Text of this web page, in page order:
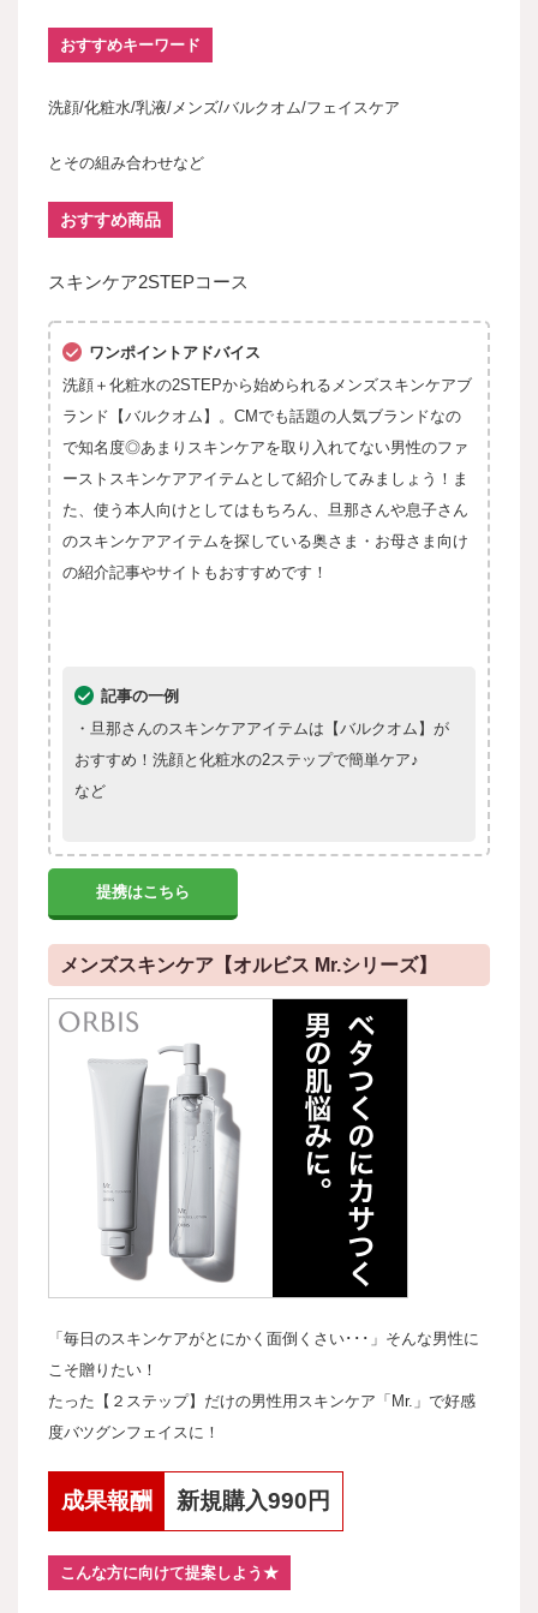
おすすめキーワード
洗顔/化粧水/乳液/メンズ/バルクオム/フェイスケア
とその組み合わせなど
おすすめ商品
スキンケア2STEPコース
ワンポイントアドバイス
洗顔＋化粧水の2STEPから始められるメンズスキンケアブ
ランド【バルクオム】。CMでも話題の人気ブランドなの
で知名度◎あまりスキンケアを取り入れてない男性のファ
ーストスキンケアアイテムとして紹介してみましょう！ま
た、使う本人向けとしてはもちろん、旦那さんや息子さん
のスキンケアアイテムを探している奥さま・お母さま向け
の紹介記事やサイトもおすすめです！
記事の一例
・旦那さんのスキンケアアイテムは【バルクオム】が
おすすめ！洗顔と化粧水の2ステップで簡単ケア♪
など
提携はこちら
メンズスキンケア【オルビス Mr.シリーズ】
「毎日のスキンケアがとにかく面倒くさい･･･」そんな男性に
こそ贈りたい！
たった【２ステップ】だけの男性用スキンケア「Mr.」で好感
度バツグンフェイスに！
成果報酬 新規購入990円
こんな方に向けて提案しよう★